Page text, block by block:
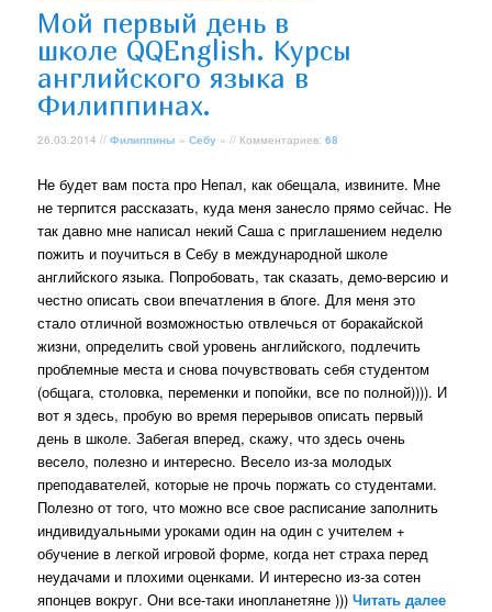
Мой первый день в
школе QQEnglish. Курсы
английского языка в
Филиппинах.
26.03.2014 //Филиппины »Себу » // Комментариев:68
Не будет вам поста про Непал, как обещала, извините. Мне
не терпится рассказать, куда меня занесло прямо сейчас. Не
так давно мне написал некий Саша с приглашением неделю
пожить и поучиться в Себу в международной школе
английского языка. Попробовать, так сказать, демо-версию и
честно описать свои впечатления в блоге. Для меня это
стало отличной возможностью отвлечься от боракайской
жизни, определить свой уровень английского, подлечить
проблемные места и снова почувствовать себя студентом
(общага, столовка, переменки и попойки, все по полной)))). И
вот я здесь, пробую во время перерывов описать первый
день в школе. Забегая вперед, скажу, что здесь очень
весело, полезно и интересно. Весело из-за молодых
преподавателей, которые не прочь поржать со студентами.
Полезно от того, что можно все свое расписание заполнить
индивидуальными уроками один на один с учителем +
обучение в легкой игровой форме, когда нет страха перед
неудачами и плохими оценками. И интересно из-за сотен
японцев вокруг. Они все-таки инопланетяне )))Читать далее